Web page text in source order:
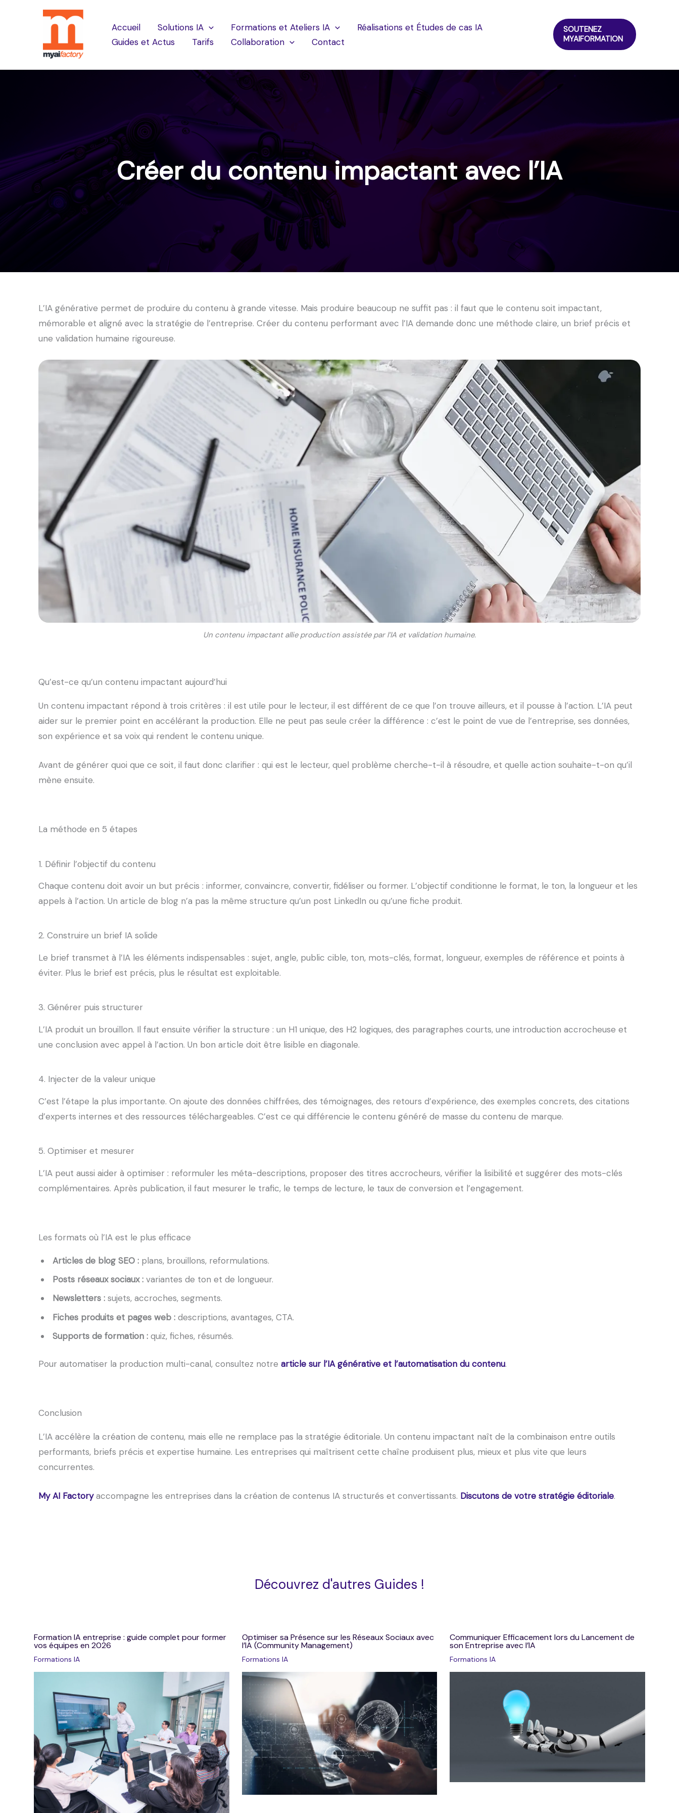
Accueil Solutions IA Formations et Ateliers IA
Réalisations et Études de cas IA
Guides et Actus
Tarifs Collaboration Contact
SOUTENEZ
MYAIFORMATION
Créer du contenu impactant avec l’IA
L’IA générative permet de produire du contenu à grande vitesse. Mais produire beaucoup ne suffit pas : il faut que le contenu soit impactant,
mémorable et aligné avec la stratégie de l’entreprise. Créer du contenu performant avec l’IA demande donc une méthode claire, un brief précis et
une validation humaine rigoureuse.
Un contenu impactant allie production assistée par l’IA et validation humaine.
Qu’est-ce qu’un contenu impactant aujourd’hui
Un contenu impactant répond à trois critères : il est utile pour le lecteur, il est différent de ce que l’on trouve ailleurs, et il pousse à l’action. L’IA peut
aider sur le premier point en accélérant la production. Elle ne peut pas seule créer la différence : c’est le point de vue de l’entreprise, ses données,
son expérience et sa voix qui rendent le contenu unique.
Avant de générer quoi que ce soit, il faut donc clarifier : qui est le lecteur, quel problème cherche-t-il à résoudre, et quelle action souhaite-t-on qu’il
mène ensuite.
La méthode en 5 étapes
1. Définir l’objectif du contenu
Chaque contenu doit avoir un but précis : informer, convaincre, convertir, fidéliser ou former. L’objectif conditionne le format, le ton, la longueur et les
appels à l’action. Un article de blog n’a pas la même structure qu’un post LinkedIn ou qu’une fiche produit.
2. Construire un brief IA solide
Le brief transmet à l’IA les éléments indispensables : sujet, angle, public cible, ton, mots-clés, format, longueur, exemples de référence et points à
éviter. Plus le brief est précis, plus le résultat est exploitable.
3. Générer puis structurer
L’IA produit un brouillon. Il faut ensuite vérifier la structure : un H1 unique, des H2 logiques, des paragraphes courts, une introduction accrocheuse et
une conclusion avec appel à l’action. Un bon article doit être lisible en diagonale.
4. Injecter de la valeur unique
C’est l’étape la plus importante. On ajoute des données chiffrées, des témoignages, des retours d’expérience, des exemples concrets, des citations
d’experts internes et des ressources téléchargeables. C’est ce qui différencie le contenu généré de masse du contenu de marque.
5. Optimiser et mesurer
L’IA peut aussi aider à optimiser : reformuler les méta-descriptions, proposer des titres accrocheurs, vérifier la lisibilité et suggérer des mots-clés
complémentaires. Après publication, il faut mesurer le trafic, le temps de lecture, le taux de conversion et l’engagement.
Les formats où l’IA est le plus efficace
Articles de blog SEO : plans, brouillons, reformulations.
Posts réseaux sociaux : variantes de ton et de longueur.
Newsletters : sujets, accroches, segments.
Fiches produits et pages web : descriptions, avantages, CTA.
Supports de formation : quiz, fiches, résumés.
Pour automatiser la production multi-canal, consultez notrearticle sur l’IA générative et l’automatisation du contenu.
Conclusion
L’IA accélère la création de contenu, mais elle ne remplace pas la stratégie éditoriale. Un contenu impactant naît de la combinaison entre outils
performants, briefs précis et expertise humaine. Les entreprises qui maîtrisent cette chaîne produisent plus, mieux et plus vite que leurs
concurrentes.
My AI Factoryaccompagne les entreprises dans la création de contenus IA structurés et convertissants. Discutons de votre stratégie éditoriale.
Découvrez d'autres Guides !
Formation IA entreprise : guide complet pour former
vos équipes en 2026
Formations IA
Optimiser sa Présence sur les Réseaux Sociaux avec
l’IA (Community Management)
Formations IA
Communiquer Efficacement lors du Lancement de
son Entreprise avec l’IA
Formations IA